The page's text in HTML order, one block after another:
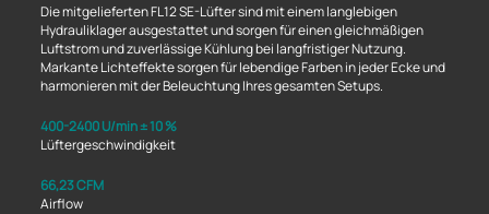
Die mitgelieferten FL12 SE-Lüfter sind mit einem langlebigen
Hydrauliklager ausgestattet und sorgen für einen gleichmäßigen
Luftstrom und zuverlässige Kühlung bei langfristiger Nutzung.
Markante Lichteffekte sorgen für lebendige Farben in jeder Ecke und
harmonieren mit der Beleuchtung Ihres gesamten Setups.
400-2400 U/min ± 10 %
Lüftergeschwindigkeit
66,23 CFM
Airflow